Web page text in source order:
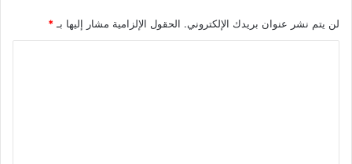
لن يتم نشر عنوان بريدك الإلكتروني. الحقول الإلزامية مشار إليها بـ *